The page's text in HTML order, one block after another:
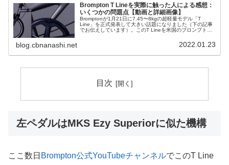
Brompton T Lineを実際に触った人による感想：
いくつかの問題点【動画と詳細画像】
Bromptonが1月21日に7.45〜8kgの超軽量モデル「T
Line」を正式発表して大きい話題になりました（下の記事
でお伝えしています）。このT Lineを米国のブロンプト
blog.cbnanashi.net 2022.01.23
目次
左ペダルはMKS Ezy Superiorに似た機構
ここ数日 Brompton公式YouTubeチャンネルでこのT Line